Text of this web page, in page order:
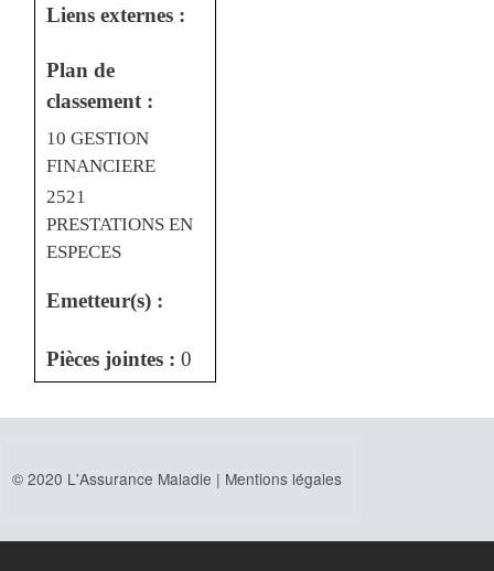
Liens externes :
Plan de
classement :
10 GESTION
FINANCIERE
2521
PRESTATIONS EN
ESPECES
Emetteur(s) :
Pièces jointes : 0
© 2020 L'Assurance Maladie | Mentions légales